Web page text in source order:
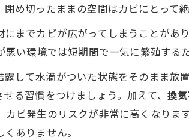
め切ったままの空間はカビにとって
までカビが広がってしまうことがあ
い環境では短期間で一気に繁殖する
して水滴がついた状態をそのまま放
る習慣をつけましょう。加えて、換
カビ発生のリスクが非常に高くなりま
ありません。